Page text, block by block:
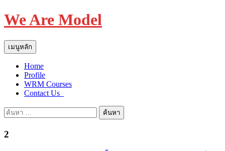
We Are Model
ค้นหา
เมนูหลัก
ยัง
เนื้อหา
Home
Profile
WRM Courses
Contact Us_
ค้นหา
2